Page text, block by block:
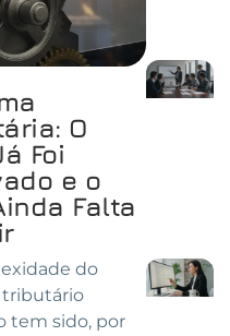
O
Foi
e o
Falta
do
tem sido, por